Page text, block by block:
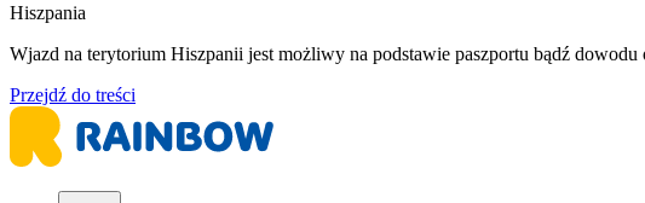
Hiszpania
​Wjazd na terytorium Hiszpanii jest możliwy na podstawie paszportu bądź
Przejdź do treści